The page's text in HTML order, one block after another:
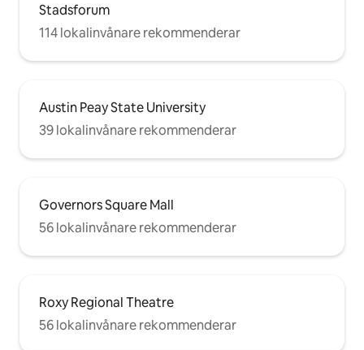
Stadsforum
114 lokalinvånare rekommenderar
Austin Peay State University
39 lokalinvånare rekommenderar
Governors Square Mall
56 lokalinvånare rekommenderar
Roxy Regional Theatre
56 lokalinvånare rekommenderar